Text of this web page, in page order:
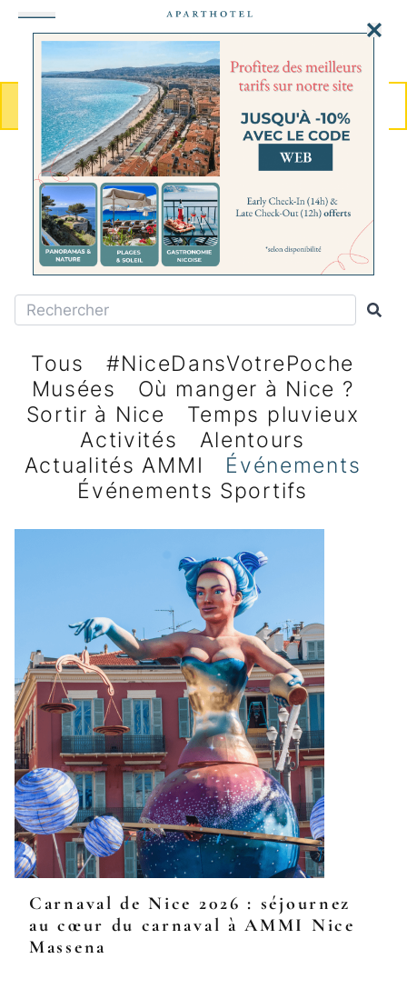
MENU
RÉSERVER
CITY-GUIDE
Dernières nouveautés à faire et à
découvrir...
Tous
#NiceDansVotrePoche
Musées
Où manger à Nice ?
Sortir à Nice
Temps pluvieux
Activités
Alentours
Actualités AMMI
Événements
Événements Sportifs
Carnaval de Nice 2026 : séjournez
au cœur du carnaval à AMMI Nice
Massena